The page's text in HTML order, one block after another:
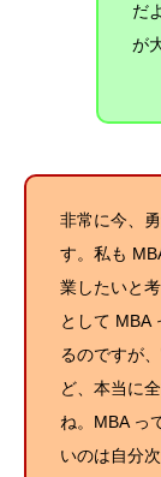
だ
が
非常に今、
す。私も
業したいと
として MBA
るのですが
ど、本当に
ね。MBA っ
いのは自分